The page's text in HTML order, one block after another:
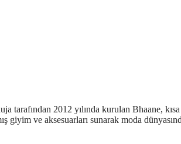
tarafından 2012 yılında kurulan Bhaane, kısa
giyim ve aksesuarları sunarak moda